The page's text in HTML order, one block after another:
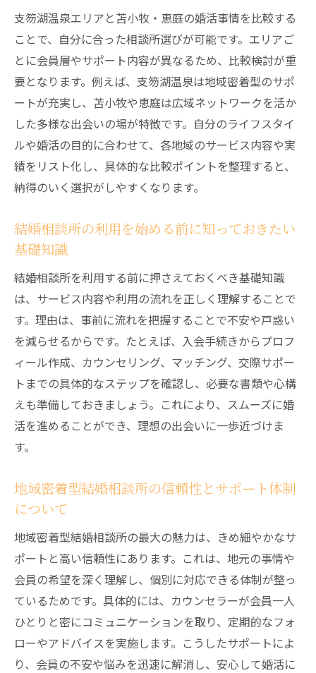
理想の出会いを引き寄せる婚活マインドセ
ット
結婚相談所のルールと費用を丁寧に解説
結婚相談所の利用ルールとマナーをわかり
やすく解説
婚前交渉禁止などトラブル回避のためのポ
イント
結婚相談所の費用相場と内訳を徹底チェッ
成婚料や追加費用の注意点と比較ポイント
結婚相談所で安心して活動するための契約
事項
苫小牧・恵庭の費用傾向も参考にした選び
方
年齢別に見る結婚相談所での出会い方
結婚相談所で一番モテる年齢層と特徴を解
説
年代ごとの婚活戦略と成功事例を紹介
自分の年齢に合った結婚相談所の活用方法
苫小牧や恵庭でも注目の年代別出会い傾向
結婚相談所がサポートする年齢別マッチン
婚活トラブルを防ぐための知識と注意点
結婚相談所で起こりやすいトラブル事例と
対策法
婚前交渉やルール違反を避けるための心得
結婚相談所利用時に注意したいマナーと規
約
支笏湖温泉エリアと苫小牧・恵庭の婚活事情を比較する
ことで、自分に合った相談所選びが可能です。エリアご
とに会員層やサポート内容が異なるため、比較検討が重
要となります。例えば、支笏湖温泉は地域密着型のサポ
ートが充実し、苫小牧や恵庭は広域ネットワークを活か
した多様な出会いの場が特徴です。自分のライフスタイ
ルや婚活の目的に合わせて、各地域のサービス内容や実
績をリスト化し、具体的な比較ポイントを整理すると、
納得のいく選択がしやすくなります。
結婚相談所の利用を始める前に知っておきたい
基礎知識
結婚相談所を利用する前に押さえておくべき基礎知識
は、サービス内容や利用の流れを正しく理解することで
す。理由は、事前に流れを把握することで不安や戸惑い
を減らせるからです。たとえば、入会手続きからプロフ
ィール作成、カウンセリング、マッチング、交際サポー
トまでの具体的なステップを確認し、必要な書類や心構
えも準備しておきましょう。これにより、スムーズに婚
活を進めることができ、理想の出会いに一歩近づけま
す。
地域密着型結婚相談所の信頼性とサポート体制
について
地域密着型結婚相談所の最大の魅力は、きめ細やかなサ
ポートと高い信頼性にあります。これは、地元の事情や
会員の希望を深く理解し、個別に対応できる体制が整っ
ているためです。具体的には、カウンセラーが会員一人
ひとりと密にコミュニケーションを取り、定期的なフォ
ローやアドバイスを実施します。こうしたサポートによ
り、会員の不安や悩みを迅速に解消し、安心して婚活に